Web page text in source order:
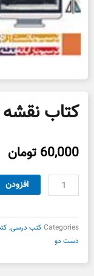
کتاب نقشه
60,000 تومان
کتاب
نقشه
فنی
عدد
افزودن
Categoriesکتب درسی,
دست دو